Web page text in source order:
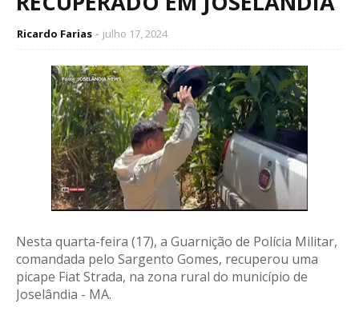
Ricardo Farias julho 17, 2024
Nesta quarta-feira (17), a Guarnição de Polícia Militar,
comandada pelo Sargento Gomes, recuperou uma
picape Fiat Strada, na zona rural do município de
Joselândia - MA.